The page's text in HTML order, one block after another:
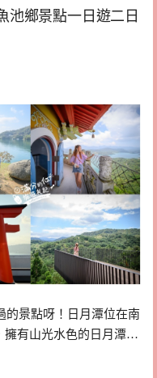
池鄉景點一日遊二日
的景點呀！日月潭位在南
擁有山光水色的日月潭…